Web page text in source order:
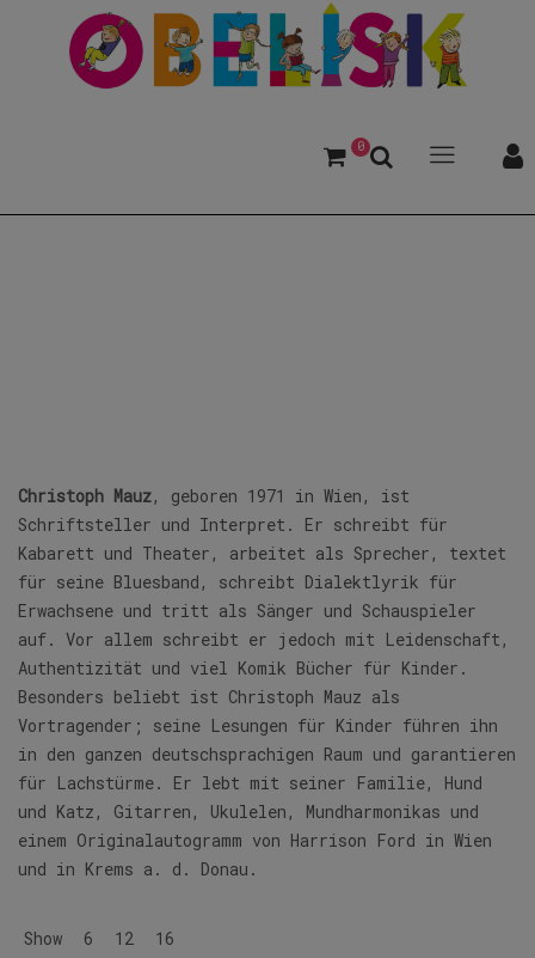
0
Christoph Mauz, geboren 1971 in Wien, ist
Schriftsteller und Interpret. Er schreibt für
Kabarett und Theater, arbeitet als Sprecher, textet
für seine Bluesband, schreibt Dialektlyrik für
Erwachsene und tritt als Sänger und Schauspieler
auf. Vor allem schreibt er jedoch mit Leidenschaft,
Authentizität und viel Komik Bücher für Kinder.
Besonders beliebt ist Christoph Mauz als
Vortragender; seine Lesungen für Kinder führen ihn
in den ganzen deutschsprachigen Raum und garantieren
für Lachstürme. Er lebt mit seiner Familie, Hund
und Katz, Gitarren, Ukulelen, Mundharmonikas und
einem Originalautogramm von Harrison Ford in Wien
und in Krems a. d. Donau.
Show 6 12 16